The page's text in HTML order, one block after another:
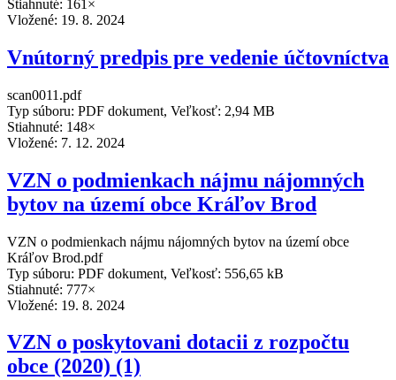
Stiahnuté: 161×
Vložené: 19. 8. 2024
Vnútorný predpis pre vedenie účtovníctva
scan0011.pdf
Typ súboru: PDF dokument, Veľkosť: 2,94 MB
Stiahnuté: 148×
Vložené: 7. 12. 2024
VZN o podmienkach nájmu nájomných
bytov na území obce Kráľov Brod
VZN o podmienkach nájmu nájomných bytov na území obce
Kráľov Brod.pdf
Typ súboru: PDF dokument, Veľkosť: 556,65 kB
Stiahnuté: 777×
Vložené: 19. 8. 2024
VZN o poskytovani dotacii z rozpočtu
obce (2020) (1)